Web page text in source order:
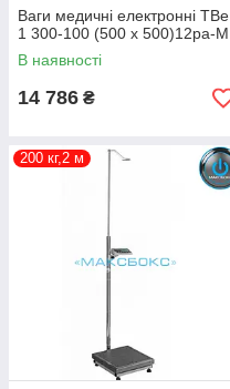
Ваги медичні електронні ТВe
1 300-100 (500 х 500)12ра-М
В наявності
14 786 ₴
200 кг,2 м